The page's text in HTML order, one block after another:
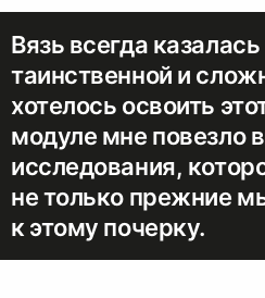
Вязь всегда
таинственной и
хотелось освоить
модуле мне повезло
исследования,
не только прежние
к этому почерку.